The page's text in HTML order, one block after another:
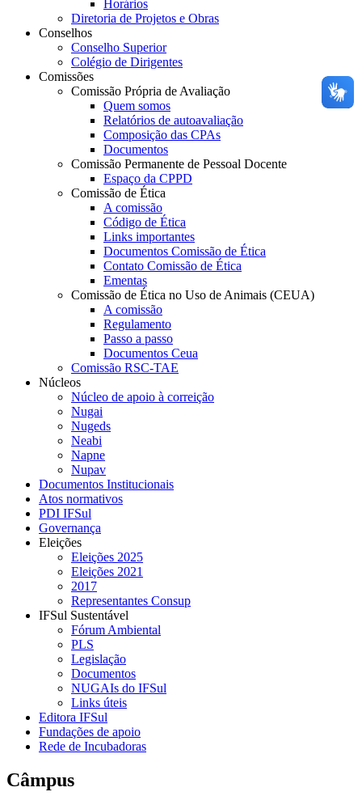
Horários
Diretoria de Projetos e Obras
Conselhos
Conselho Superior
Colégio de Dirigentes
Comissões
Comissão Própria de Avaliação
Quem somos
Relatórios de autoavaliação
Composição das CPAs
Documentos
Comissão Permanente de Pessoal Docente
Espaço da CPPD
Comissão de Ética
A comissão
Código de Ética
Links importantes
Documentos Comissão de Ética
Contato Comissão de Ética
Ementas
Comissão de Ética no Uso de Animais (CEUA)
A comissão
Regulamento
Passo a passo
Documentos Ceua
Comissão RSC-TAE
Núcleos
Núcleo de apoio à correição
Nugai
Nugeds
Neabi
Napne
Nupav
Documentos Institucionais
Atos normativos
PDI IFSul
Governança
Eleições
Eleições 2025
Eleições 2021
2017
Representantes Consup
IFSul Sustentável
Fórum Ambiental
PLS
Legislação
Documentos
NUGAIs do IFSul
Links úteis
Editora IFSul
Fundações de apoio
Rede de Incubadoras
Câmpus